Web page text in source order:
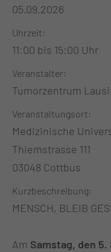
05.09.2026
Uhrzeit
11:00 bis 15:00 Uhr
Veranstalter
Tumorzentrum
Veranstaltungsort
Medizinische
Thiemstrasse 111
03048 Cottbus
Kurzbeschreibung
MENSCH, BLEIB
Am Samstag, den